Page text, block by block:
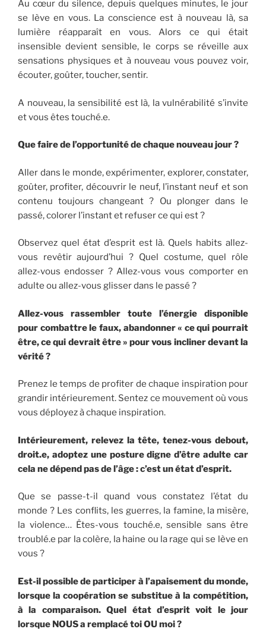
Au cœur du silence, depuis quelques minutes, le jour
se lève en vous. La conscience est à nouveau là, sa
lumière réapparaît en vous. Alors ce qui était
insensible devient sensible, le corps se réveille aux
sensations physiques et à nouveau vous pouvez voir,
écouter, goûter, toucher, sentir.
A nouveau, la sensibilité est là, la vulnérabilité s’invite
et vous êtes touché.e.
Que faire de l’opportunité de chaque nouveau jour ?
Aller dans le monde, expérimenter, explorer, constater,
goûter, profiter, découvrir le neuf, l’instant neuf et son
contenu toujours changeant ? Ou plonger dans le
passé, colorer l’instant et refuser ce qui est ?
Observez quel état d’esprit est là. Quels habits allez-
vous revêtir aujourd’hui ? Quel costume, quel rôle
allez-vous endosser ? Allez-vous vous comporter en
adulte ou allez-vous glisser dans le passé ?
Allez-vous rassembler toute l’énergie disponible
pour combattre le faux, abandonner « ce qui pourrait
être, ce qui devrait être » pour vous incliner devant la
vérité ?
Prenez le temps de profiter de chaque inspiration pour
grandir intérieurement. Sentez ce mouvement où vous
vous déployez à chaque inspiration.
Intérieurement, relevez la tête, tenez-vous debout,
droit.e, adoptez une posture digne d’être adulte car
cela ne dépend pas de l’âge : c’est un état d’esprit.
Que se passe-t-il quand vous constatez l’état du
monde ? Les conflits, les guerres, la famine, la misère,
la violence… Êtes-vous touché.e, sensible sans être
troublé.e par la colère, la haine ou la rage qui se lève en
vous ?
Est-il possible de participer à l’apaisement du monde,
lorsque la coopération se substitue à la compétition,
à la comparaison. Quel état d’esprit voit le jour
lorsque NOUS a remplacé toi OU moi ?